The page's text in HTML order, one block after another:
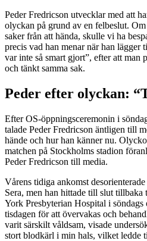
Peder Fredricson utvecklar med att
olyckan på grund av en felbeslut.
saker från att hända, skulle vi ha
precis vad han menar när han lägger
var inte så smart gjort”, efter att man
och tänkt samma sak.
Peder efter olyckan:
Efter OS-öppningsceremonin i
talade Peder Fredricson äntligen till
hände och hur han känner nu.
matchen på Stockholms stadion
Peder Fredricson till media.
Vårens tidiga ankomst
Sera, men han hittade till slut
York Presbyterian Hospital i söndags
tisdagen för att övervakas och
varit särskilt våldsam, visade
stort blodkärl i min hals, vilket ledde